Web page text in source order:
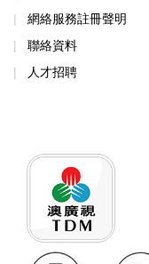
網絡服務註冊聲明
聯絡資料
人才招聘